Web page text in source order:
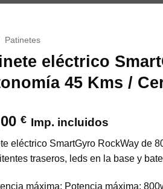
Patinetes
eléctrico
45 Kms /
€ Imp. incluidos
eléctrico SmartGyro RockWay de
traseros, leds en la base y
máxima: Potencia máxima: